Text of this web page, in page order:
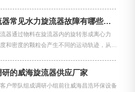
威海旋流器常见水力旋流器故障有哪些呢？
器通过物料在旋流器内的旋转形成离心力
和密度的颗粒会产生不同的运动轨迹，从而
的粗细分级和不同密度流体的分离。 那么
研的威海旋流器供应厂家
客户带队组成调研小组前往威海昌浩环保设备